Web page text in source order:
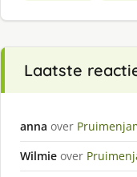
Laatste
anna over
Wilmie over